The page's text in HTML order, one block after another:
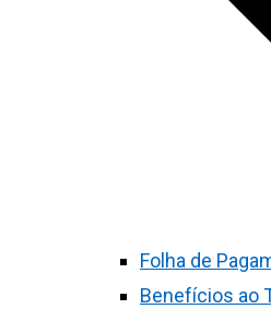
Folha de
Benefícios ao